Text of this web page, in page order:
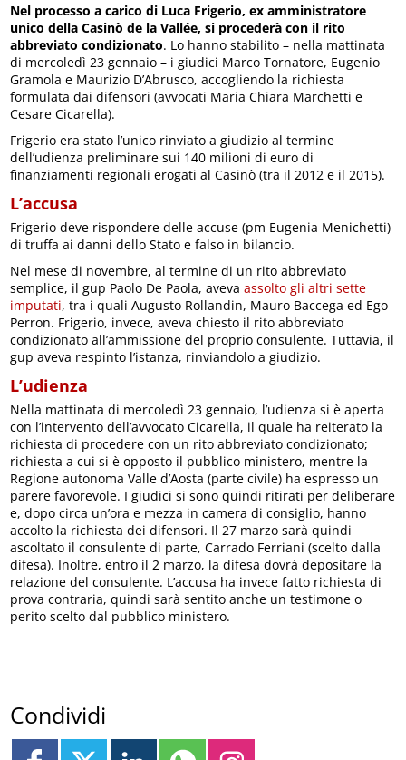
Nel processo a carico di Luca Frigerio, ex amministratore
unico della Casinò de la Vallée, si procederà con il rito
abbreviato condizionato. Lo hanno stabilito – nella mattinata
di mercoledì 23 gennaio – i giudici Marco Tornatore, Eugenio
Gramola e Maurizio D’Abrusco, accogliendo la richiesta
formulata dai difensori (avvocati Maria Chiara Marchetti e
Cesare Cicarella).
Frigerio era stato l’unico rinviato a giudizio al termine
dell’udienza preliminare sui 140 milioni di euro di
finanziamenti regionali erogati al Casinò (tra il 2012 e il 2015).
L’accusa
Frigerio deve rispondere delle accuse (pm Eugenia Menichetti)
di truffa ai danni dello Stato e falso in bilancio.
Nel mese di novembre, al termine di un rito abbreviato
semplice, il gup Paolo De Paola, avevaassolto gli altri sette
imputati, tra i quali Augusto Rollandin, Mauro Baccega ed Ego
Perron. Frigerio, invece, aveva chiesto il rito abbreviato
condizionato all’ammissione del proprio consulente. Tuttavia, il
gup aveva respinto l’istanza, rinviandolo a giudizio.
L’udienza
Nella mattinata di mercoledì 23 gennaio, l’udienza si è aperta
con l’intervento dell’avvocato Cicarella, il quale ha reiterato la
richiesta di procedere con un rito abbreviato condizionato;
richiesta a cui si è opposto il pubblico ministero, mentre la
Regione autonoma Valle d’Aosta (parte civile) ha espresso un
parere favorevole. I giudici si sono quindi ritirati per deliberare
e, dopo circa un’ora e mezza in camera di consiglio, hanno
accolto la richiesta dei difensori. Il 27 marzo sarà quindi
ascoltato il consulente di parte, Carrado Ferriani (scelto dalla
difesa). Inoltre, entro il 2 marzo, la difesa dovrà depositare la
relazione del consulente. L’accusa ha invece fatto richiesta di
prova contraria, quindi sarà sentito anche un testimone o
perito scelto dal pubblico ministero.
Condividi